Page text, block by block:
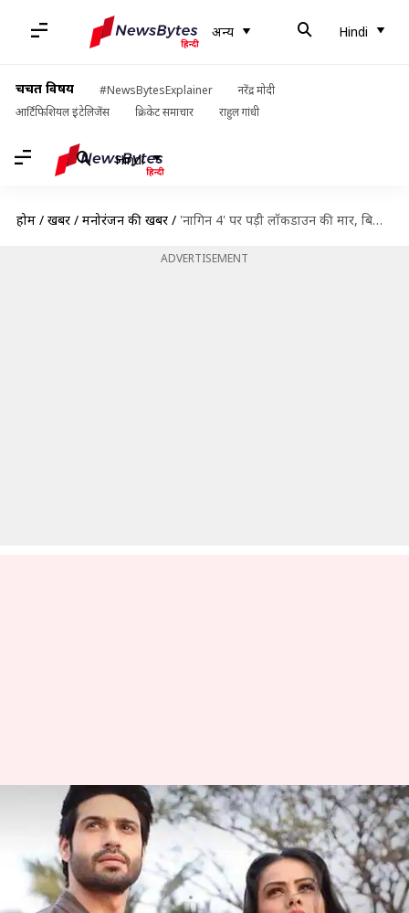
अन्य Hindi
चर्चित विषय #NewsBytesExplainer
नरेंद्र मोदी
आर्टिफिशियल इंटेलिजेंस
क्रिकेट समाचार राहुल गांधी
Hindi
होम / खबरें / मनोरंजन की खबरें / 'नागिन 4' पर पड़ी लॉकडाउन की मार, बिना अंत दिखाए ही बंद करना पड़ा शो
ADVERTISEMENT
'नागिन 4' पर पड़ी लॉकडाउन की मार,
बिना अंत दिखाए ही बंद करना पड़ा
शो
लेखन भावना साहनी May 26, 2020 08:25 am